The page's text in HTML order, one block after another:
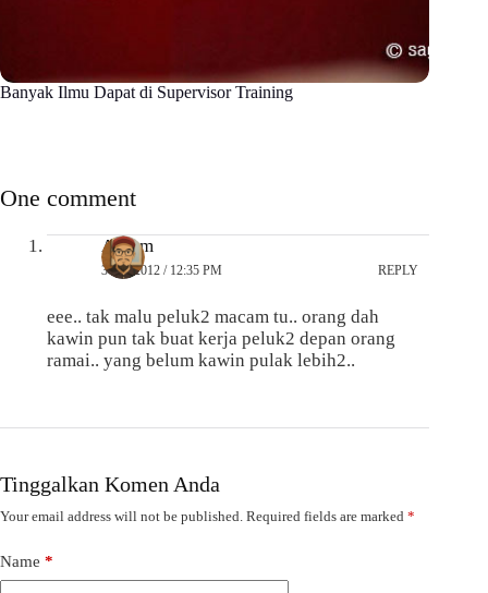
Banyak Ilmu Dapat di Supervisor Training
One comment
Anarm
30/05/2012 / 12:35 PM REPLY
eee.. tak malu peluk2 macam tu.. orang dah
kawin pun tak buat kerja peluk2 depan orang
ramai.. yang belum kawin pulak lebih2..
Tinggalkan Komen Anda
Your email address will not be published. Required fields are marked *
Name *